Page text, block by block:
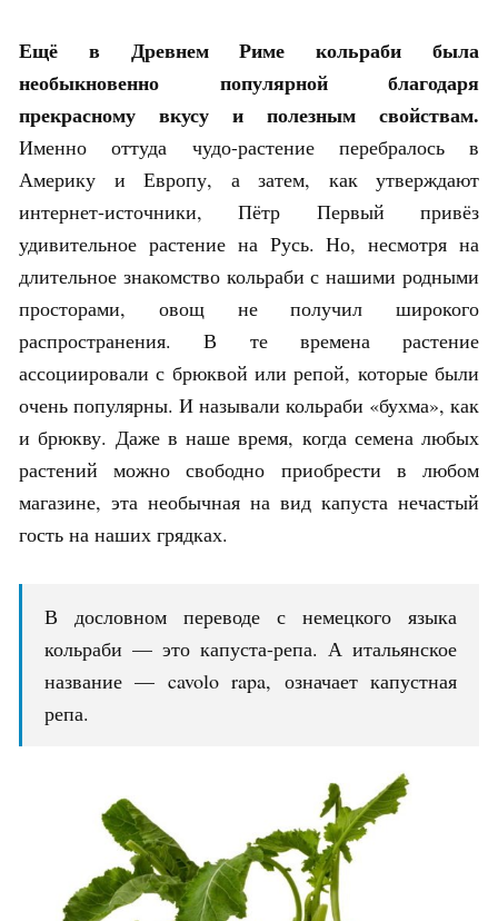
Ещё в Древнем Риме кольраби была
необыкновенно популярной благодаря
прекрасному вкусу и полезным свойствам.
Именно оттуда чудо-растение перебралось в
Америку и Европу, а затем, как утверждают
интернет-источники, Пётр Первый привёз
удивительное растение на Русь. Но, несмотря на
длительное знакомство кольраби с нашими родными
просторами, овощ не получил широкого
распространения. В те времена растение
ассоциировали с брюквой или репой, которые были
очень популярны. И называли кольраби «бухма», как
и брюкву. Даже в наше время, когда семена любых
растений можно свободно приобрести в любом
магазине, эта необычная на вид капуста нечастый
гость на наших грядках.
В дословном переводе с немецкого языка
кольраби — это капуста-репа. А итальянское
название — cavolo rapa, означает капустная
репа.